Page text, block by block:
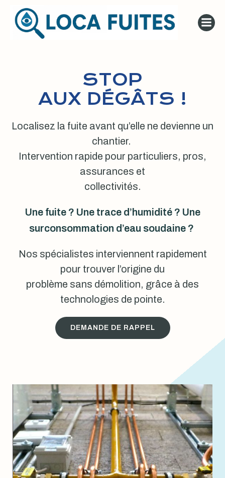
au
contenu
STOP
AUX DÉGÂTS !
Localisez la fuite avant qu’elle ne devienne un
chantier.
Intervention rapide pour particuliers, pros,
assurances et
collectivités.
Une fuite ? Une trace d’humidité ? Une
surconsommation d’eau soudaine ?
Nos spécialistes interviennent rapidement
pour trouver l’origine du
problème sans démolition, grâce à des
technologies de pointe.
DEMANDE DE RAPPEL